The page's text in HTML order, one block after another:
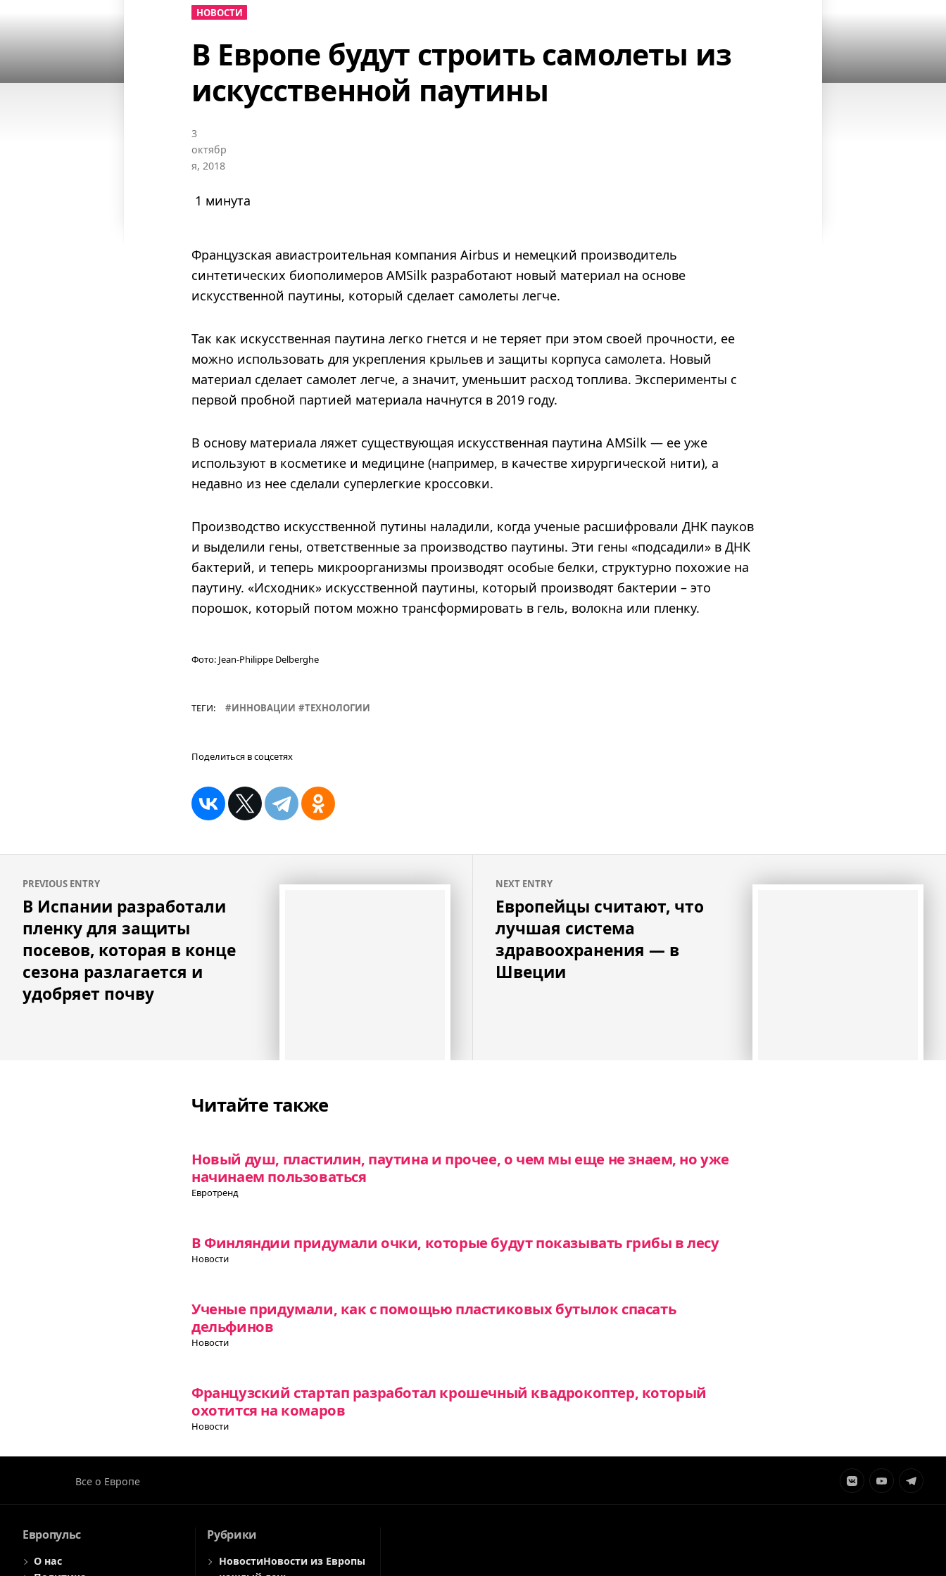
НОВОСТИ
В Европе будут строить самолеты из
искусственной паутины
3
октябр
я, 2018
1 минута
Французская авиастроительная компания Airbus и немецкий производитель
синтетических биополимеров AMSilk разработают новый материал на основе
искусственной паутины, который сделает самолеты легче.
Так как искусственная паутина легко гнется и не теряет при этом своей прочности, ее
можно использовать для укрепления крыльев и защиты корпуса самолета. Новый
материал сделает самолет легче, а значит, уменьшит расход топлива. Эксперименты с
первой пробной партией материала начнутся в 2019 году.
В основу материала ляжет существующая искусственная паутина AMSilk — ее уже
используют в косметике и медицине (например, в качестве хирургической нити), а
недавно из нее сделали суперлегкие кроссовки.
Производство искусственной путины наладили, когда ученые расшифровали ДНК пауков
и выделили гены, ответственные за производство паутины. Эти гены «подсадили» в ДНК
бактерий, и теперь микроорганизмы производят особые белки, структурно похожие на
паутину. «Исходник» искусственной паутины, который производят бактерии – это
порошок, который потом можно трансформировать в гель, волокна или пленку.
Фото: Jean-Philippe Delberghe
ТЕГИ: ИННОВАЦИИ ТЕХНОЛОГИИ
Поделиться в соцсетях
по
записям
PREVIOUS ENTRY
В Испании разработали
пленку для защиты
посевов, которая в конце
сезона разлагается и
удобряет почву
NEXT ENTRY
Европейцы считают, что
лучшая система
здравоохранения — в
Швеции
Читайте также
Новый душ, пластилин, паутина и прочее, о чем мы еще не знаем, но уже
начинаем пользоваться
Евротренд
В Финляндии придумали очки, которые будут показывать грибы в лесу
Новости
Ученые придумали, как с помощью пластиковых бутылок спасать
дельфинов
Новости
Французский стартап разработал крошечный квадрокоптер, который
охотится на комаров
Новости
Все о Европе
ЭлементЭлементЭлемент
Европульс
О нас
Рубрики
НовостиНовости из Европы